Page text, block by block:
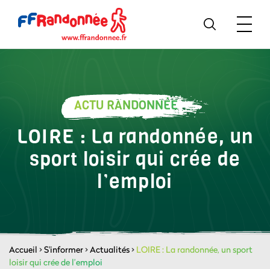
ACTU RANDONNÉE
LOIRE : La randonnée, un
sport loisir qui crée de
l’emploi
Accueil >S'informer>Actualités> LOIRE : La randonnée, un sport
loisir qui crée de l’emploi